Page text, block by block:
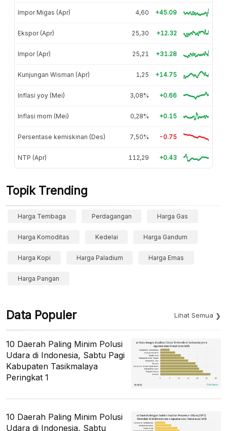
Impor Migas (Apr) 4,60 +45.09
Ekspor (Apr) 25,30 +12.32
Impor (Apr) 25,21 +31.28
Kunjungan Wisman (Apr) 1,25 +14.75
Inflasi yoy (Mei) 3,08% +0.66
Inflasi mom (Mei) 0,28% +0.15
Persentase kemiskinan (Des) 7,50% -0.75
NTP (Apr) 112,29 +0.43
Topik Trending
Harga Tembaga Perdagangan Harga Gas
Harga Komoditas Kedelai Harga Gandum
Harga Kopi Harga Paladium Harga Emas
Harga Pangan
Data Populer Lihat Semua
10 Daerah Paling Minim Polusi
Udara di Indonesia, Sabtu Pagi
Kabupaten Tasikmalaya
Peringkat 1
10 Daerah Paling Minim Polusi
Udara di Indonesia, Sabtu